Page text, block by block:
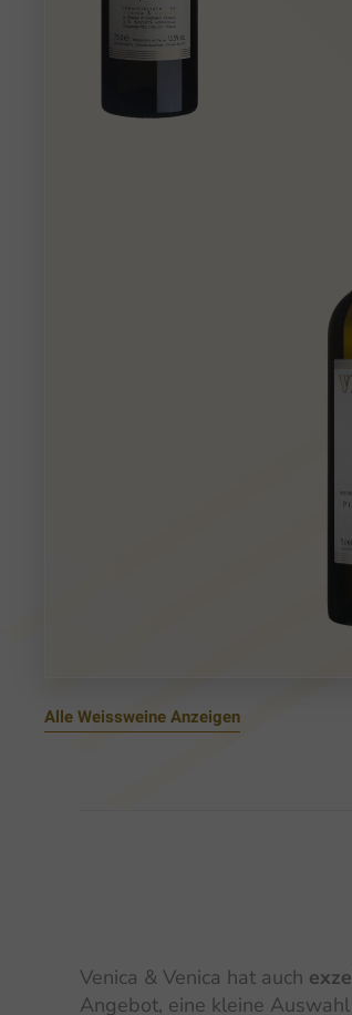
Alle Weissweine Anzeigen
Venica & Venica hat auch
Angebot, eine kleine